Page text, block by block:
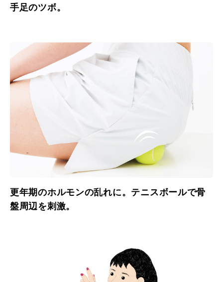
手足のツボ。
更年期のホルモンの乱れに。テニスボールで骨
盤周辺を刺激。